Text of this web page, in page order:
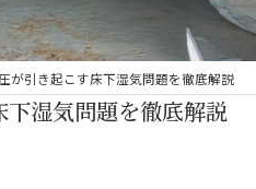
が引き起こす床下湿気問題を徹底解説
湿気問題を徹底解説